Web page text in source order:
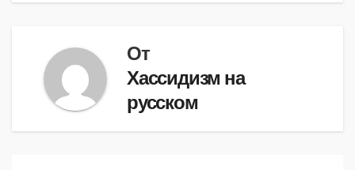
От
Хассидизм на
русском